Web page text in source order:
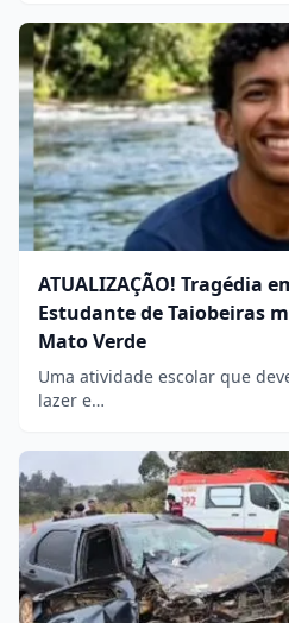
ATUALIZAÇÃO! Tragédia
Estudante de Taiobeiras
Mato Verde
Uma atividade escolar que
lazer e…